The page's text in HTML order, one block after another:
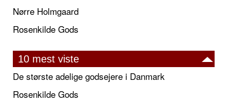
Nørre Holmgaard
Rosenkilde Gods
10 mest viste
De største adelige godsejere i Danmark
Rosenkilde Gods